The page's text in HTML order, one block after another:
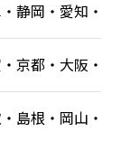
静岡・愛知・三
京都・大阪・
島根・岡山・